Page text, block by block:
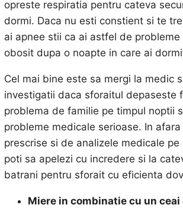
opreste respiratia pentru cateva
dormi. Daca nu esti constient si te
ai apnee stii ca ai astfel de
obosit dupa o noapte in care ai
Cel mai bine este sa mergi la medic
investigatii daca sforaitul depaseste
problema de familie pe timpul noptii
probleme medicale serioase. In
prescrise si de analizele medicale pe
poti sa apelezi cu incredere si la
batrani pentru sforait cu eficienta
Miere in combinatie cu un